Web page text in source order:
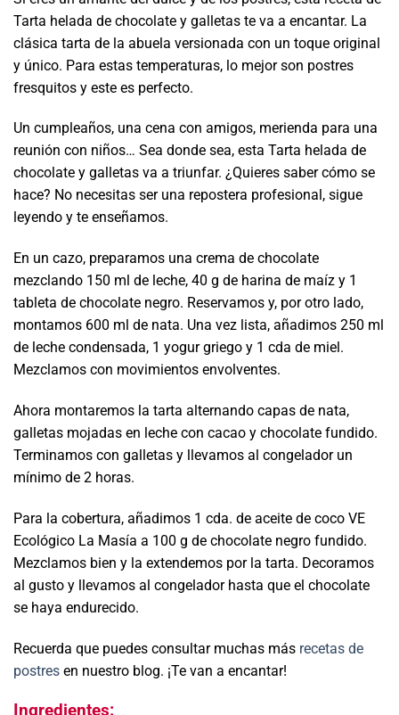
Tarta helada de chocolate y galletas te va a encantar. La
clásica tarta de la abuela versionada con un toque original
y único. Para estas temperaturas, lo mejor son postres
fresquitos y este es perfecto.
Un cumpleaños, una cena con amigos, merienda para una
reunión con niños… Sea donde sea, esta Tarta helada de
chocolate y galletas va a triunfar. ¿Quieres saber cómo se
hace? No necesitas ser una repostera profesional, sigue
leyendo y te enseñamos.
En un cazo, preparamos una crema de chocolate
mezclando 150 ml de leche, 40 g de harina de maíz y 1
tableta de chocolate negro. Reservamos y, por otro lado,
montamos 600 ml de nata. Una vez lista, añadimos 250 ml
de leche condensada, 1 yogur griego y 1 cda de miel.
Mezclamos con movimientos envolventes.
Ahora montaremos la tarta alternando capas de nata,
galletas mojadas en leche con cacao y chocolate fundido.
Terminamos con galletas y llevamos al congelador un
mínimo de 2 horas.
Para la cobertura, añadimos 1 cda. de aceite de coco VE
Ecológico La Masía a 100 g de chocolate negro fundido.
Mezclamos bien y la extendemos por la tarta. Decoramos
al gusto y llevamos al congelador hasta que el chocolate
se haya endurecido.
Recuerda que puedes consultar muchas más recetas de
postres en nuestro blog. ¡Te van a encantar!
Ingredientes: